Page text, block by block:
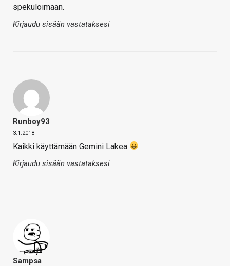
spekuloimaan.
Kirjaudu sisään vastataksesi
Runboy93
3.1.2018
Kaikki käyttämään Gemini Lakea
Kirjaudu sisään vastataksesi
Sampsa